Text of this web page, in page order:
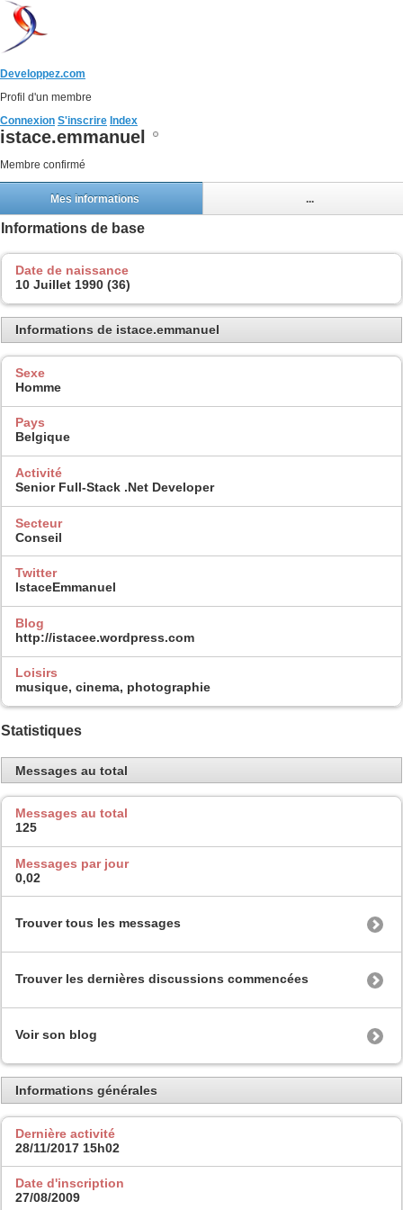
Developpez.com
Profil d'un membre
Connexion S'inscrire Index
istace.emmanuel
Membre confirmé
Mes informations ...
Informations de base
Date de naissance
10 Juillet 1990 (36)
Informations de istace.emmanuel
Sexe
Homme
Pays
Belgique
Activité
Senior Full-Stack .Net Developer
Secteur
Conseil
Twitter
IstaceEmmanuel
Blog
http://istacee.wordpress.com
Loisirs
musique, cinema, photographie
Statistiques
Messages au total
Messages au total
125
Messages par jour
0,02
Trouver tous les messages
Trouver les dernières discussions commencées
Voir son blog
Informations générales
Dernière activité
28/11/2017 15h02
Date d'inscription
27/08/2009